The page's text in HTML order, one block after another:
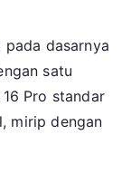
pada dasarnya
satu
Pro standar
mirip dengan